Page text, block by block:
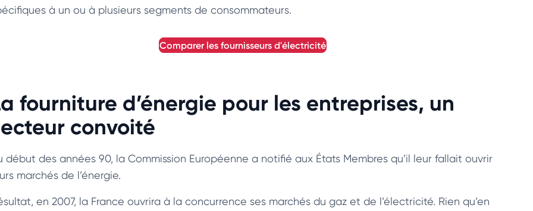
à un ou à plusieurs segments de consommateurs.
comparer les fournisseurs d'électricité
fourniture d’énergie pour les entreprises, un
convoité
début des années 90, la Commission Européenne a notifié aux États Membres qu’il leur fallait ouvrir
marchés de l’énergie.
en 2007, la France ouvrira à la concurrence ses marchés du gaz et de l’électricité. Rien qu’en